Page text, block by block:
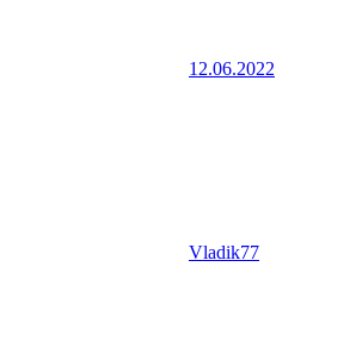
12.06.2022
Vladik77